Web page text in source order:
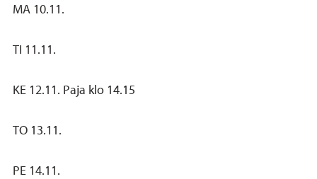
MA 10.11.
TI 11.11.
KE 12.11. Paja klo 14.15
TO 13.11.
PE 14.11.